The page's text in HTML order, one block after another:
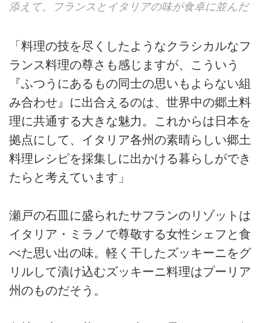
添えて。フランスとイタリアの味が食卓に並んだ
「料理の技を尽くしたようなクラシカルなフ
ランス料理の尊さも感じますが、こういう
『ふつうにあるもの同士の思いもよらない組
み合わせ』に出合えるのは、世界中の郷土料
理に共通する大きな魅力。これからは日本を
拠点にして、イタリア各州の素晴らしい郷土
料理レシピを採集しに出かける暮らしができ
たらと考えています」
瀬戸の石皿に盛られたサフランのリゾットは
イタリア・ミラノで尊敬する女性シェフと食
べた思い出の味。軽く干したズッキーニをグ
リルして漬け込むズッキーニ料理はプーリア
州のものだそう。